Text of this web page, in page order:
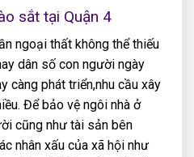
sắt tại Quận 4
ngoại thất không thể thiếu
dân số con người ngày
càng phát triển,nhu cầu xây
Để bảo vệ ngôi nhà ở
cũng như tài sản bên
nhân xấu của xã hội như